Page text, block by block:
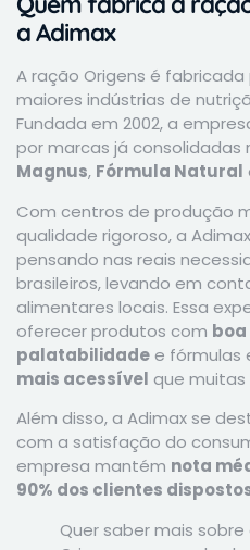
a Adimax
A ração Origens é fabricada
maiores indústrias de
Fundada em 2002, a
por marcas já
Magnus, Fórmula Natural
Com centros de produção
qualidade rigoroso, a
pensando nas reais
brasileiros, levando em
alimentares locais. Essa
oferecer produtos com
palatabilidade e fórmulas
mais acessível que
Além disso, a Adimax se
com a satisfação do
empresa mantém nota
90% dos clientes
Quer saber mais